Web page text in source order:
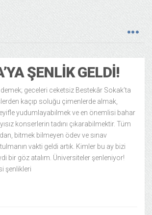
ŞENLIK GELDI!
geceleri ceketsiz Bestekâr Sokak’ta
kaçıp soluğu çimenlerde almak,
yudumlayabilmek ve en önemlisi bahar
konserlerin tadını çıkarabilmektir. Tüm
bitmek bilmeyen ödev ve sınav
vakti geldi artık. Kimler bu ay bizi
bir göz atalım. Üniversiteler şenleniyor!
şenlikleri